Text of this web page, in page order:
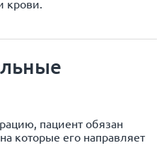
крови.
пациент обязан
которые его направляет